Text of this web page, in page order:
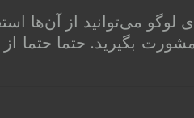
می‌توانید از آن‌ها
بگیرید. حتما حتما از